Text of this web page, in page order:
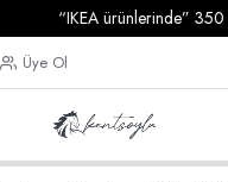
“IKEA ürünlerinde” 350
Üye Ol